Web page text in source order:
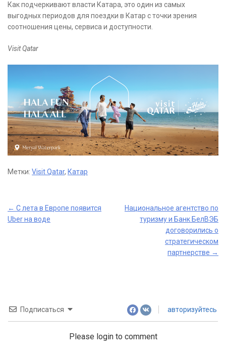
Как подчеркивают власти Катара, это один из самых
выгодных периодов для поездки в Катар с точки зрения
соотношения цены, сервиса и доступности.
Visit Qatar
Метки: Visit Qatar, Катар
Post
← С лета в Европе появится
Uber на воде
Национальное агентство по
туризму и Банк БелВЭБ
договорились о
стратегическом
партнерстве →
Подписаться авторизуйтесь
Please login to comment